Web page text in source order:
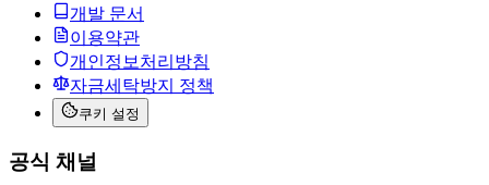
개발 문서
이용약관
개인정보처리방침
자금세탁방지 정책
쿠키 설정
공식 채널